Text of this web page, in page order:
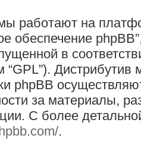
работают на
обеспечение
в
Дистрибутив
phpBB
за материалы,
С более
.